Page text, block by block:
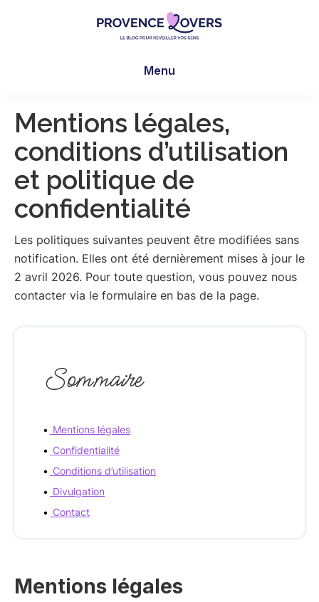
en
Provence
-
Le
blog
Claire
et
Manu
Menu
Mentions légales,
conditions d’utilisation
et politique de
confidentialité
Les politiques suivantes peuvent être modifiées sans
notification. Elles ont été dernièrement mises à jour le
2 avril 2026. Pour toute question, vous pouvez nous
contacter via le formulaire en bas de la page.
Sommaire
Mentions légales
Confidentialité
Conditions d’utilisation
Divulgation
Contact
Mentions légales